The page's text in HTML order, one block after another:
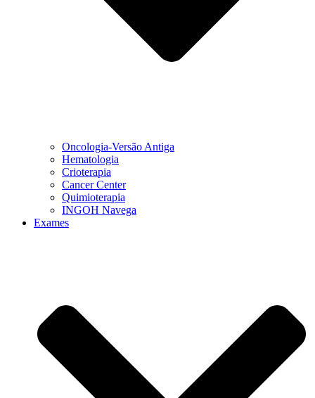
Oncologia-Versão Antiga
Hematologia
Crioterapia
Cancer Center
Quimioterapia
INGOH Navega
Exames